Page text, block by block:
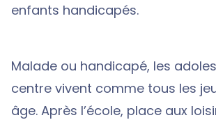
enfants handicapés.
Malade ou handicapé, les
centre vivent comme tous les
âge. Après l’école, place aux